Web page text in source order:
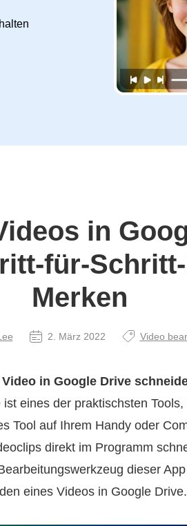
in
für-
Merken
2. März 2022 Video
in Google Drive
eines der praktischsten
Tool auf Ihrem Handy oder
direkt im Programm
dieser
eines Videos in Google Drive.